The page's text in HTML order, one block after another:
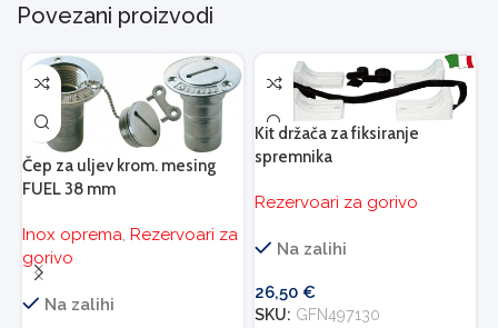
Povezani proizvodi
Čep za uljev krom. mesing
FUEL 38 mm
Inox oprema, Rezervoari za
gorivo
Na zalihi
Kit držača za fiksiranje
spremnika
Rezervoari za gorivo
Na zalihi
26,50 €
SKU: GFN497130